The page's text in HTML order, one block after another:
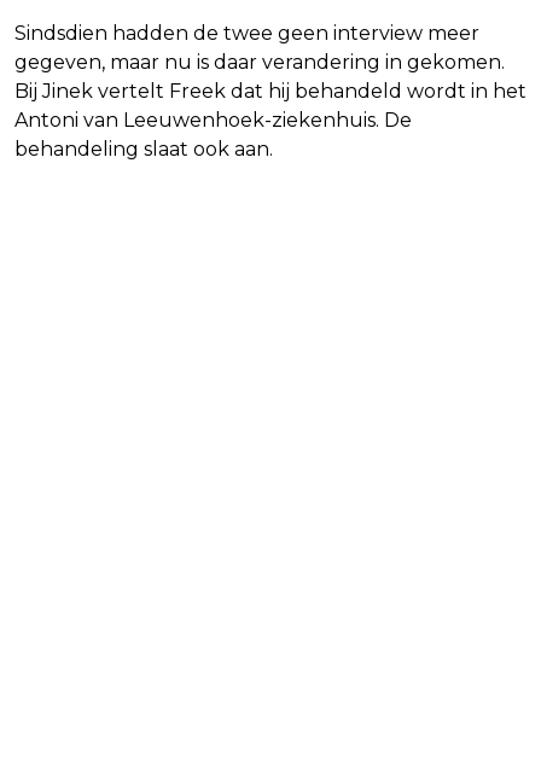
Sindsdien hadden de twee geen interview meer
gegeven, maar nu is daar verandering in gekomen.
Bij Jinek vertelt Freek dat hij behandeld wordt in het
Antoni van Leeuwenhoek-ziekenhuis. De
behandeling slaat ook aan.